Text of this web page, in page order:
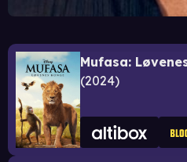
Mufasa:
2024